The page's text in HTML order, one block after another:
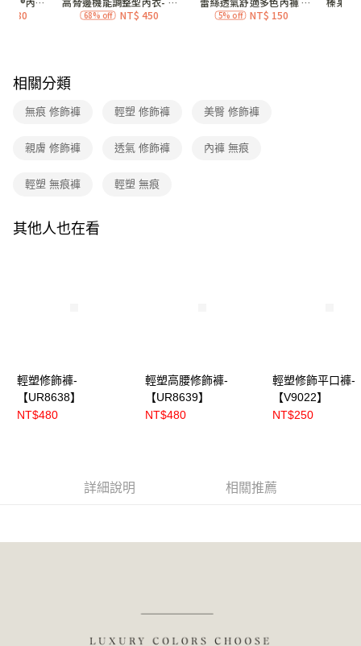
每筆NT$120，滿NT$3,000(含以上)免運費
海外
相關分類
無痕 修飾褲 輕塑 修飾褲 美臀 修飾褲
親膚 修飾褲 透氣 修飾褲 內褲 無痕
輕塑 無痕褲 輕塑 無痕
其他人也在看
輕塑修飾褲-
【UR8638】
NT$480
輕塑高腰修飾褲-
【UR8639】
NT$480
輕塑修飾平口褲-
【V9022】
NT$250
詳細說明 相關推薦